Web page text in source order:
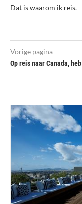
Dat is waarom ik reis.
Vorige pagina
Op reis naar Canada,